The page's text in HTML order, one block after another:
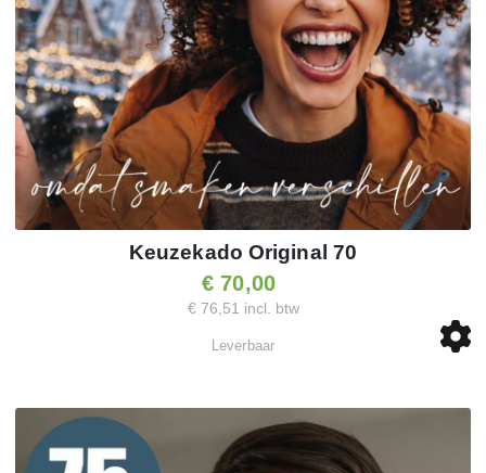
Keuzekado Original 70
€ 70,00
€ 76,51 incl. btw
Leverbaar